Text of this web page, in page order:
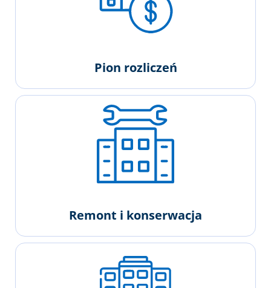
Pion rozliczeń
Remont i konserwacja